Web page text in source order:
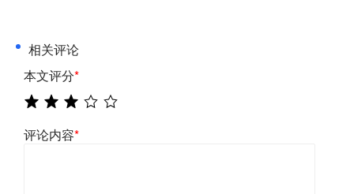
相关评论
本文评分*
评论内容*